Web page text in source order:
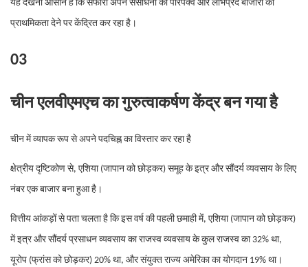
यह देखना आसान है कि सेफोरा अपने संसाधनों को परिपक्व और लाभप्रद बाजारों को
प्राथमिकता देने पर केंद्रित कर रहा है।
03
चीन एलवीएमएच का गुरुत्वाकर्षण केंद्र बन गया है
चीन में व्यापक रूप से अपने पदचिह्न का विस्तार कर रहा है
क्षेत्रीय दृष्टिकोण से, एशिया (जापान को छोड़कर) समूह के इत्र और सौंदर्य व्यवसाय के लिए
नंबर एक बाजार बना हुआ है।
वित्तीय आंकड़ों से पता चलता है कि इस वर्ष की पहली छमाही में, एशिया (जापान को छोड़कर)
में इत्र और सौंदर्य प्रसाधन व्यवसाय का राजस्व व्यवसाय के कुल राजस्व का 32% था,
यूरोप (फ्रांस को छोड़कर) 20% था, और संयुक्त राज्य अमेरिका का योगदान 19% था।